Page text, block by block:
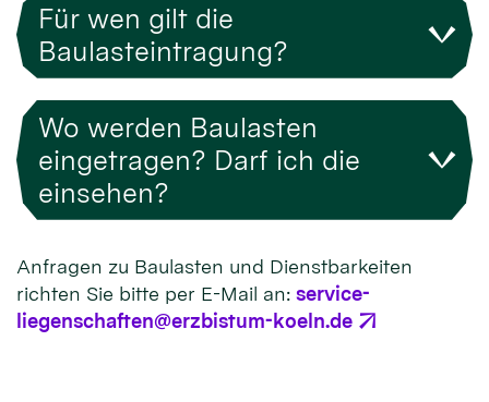
Für wen gilt die
Baulasteintragung?
Wo werden Baulasten
eingetragen? Darf ich die
einsehen?
Anfragen zu Baulasten und Dienstbarkeiten
richten Sie bitte per E-Mail an: service-
liegenschaften@erzbistum-koeln.de